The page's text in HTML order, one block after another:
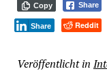
Copy Share
Share Reddit
Veröffentlicht in